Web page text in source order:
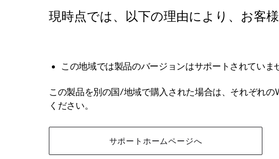
現時点では、以下の理由により、お客
この地域では製品のバージョンはサポートされていま
この製品を別の国/地域で購入された場合は、それぞれ
ください。
サポートホームページへ